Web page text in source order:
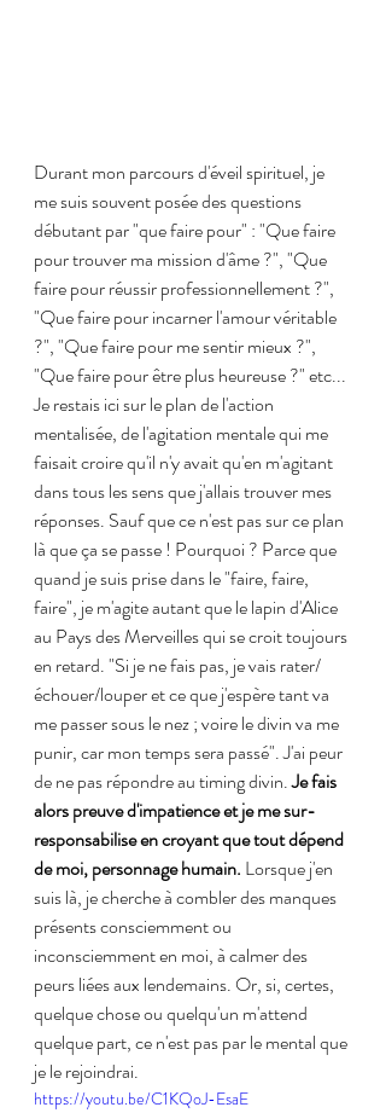
Durant mon parcours d'éveil spirituel, je
me suis souvent posée des questions
débutant par "que faire pour" : "Que faire
pour trouver ma mission d'âme ?", "Que
faire pour réussir professionnellement ?",
"Que faire pour incarner l'amour véritable
?", "Que faire pour me sentir mieux ?",
"Que faire pour être plus heureuse ?" etc...
Je restais ici sur le plan de l'action
mentalisée, de l'agitation mentale qui me
faisait croire qu'il n'y avait qu'en m'agitant
dans tous les sens que j'allais trouver mes
réponses. Sauf que ce n'est pas sur ce plan
là que ça se passe ! Pourquoi ? Parce que
quand je suis prise dans le "faire, faire,
faire", je m'agite autant que le lapin d'Alice
au Pays des Merveilles qui se croit toujours
en retard. "Si je ne fais pas, je vais rater/
échouer/louper et ce que j'espère tant va
me passer sous le nez ; voire le divin va me
punir, car mon temps sera passé". J'ai peur
de ne pas répondre au timing divin. Je fais
alors preuve d'impatience et je me sur-
responsabilise en croyant que tout dépend
de moi, personnage humain. Lorsque j'en
suis là, je cherche à combler des manques
présents consciemment ou
inconsciemment en moi, à calmer des
peurs liées aux lendemains. Or, si, certes,
quelque chose ou quelqu'un m'attend
quelque part, ce n'est pas par le mental que
je le rejoindrai.
https://youtu.be/C1KQoJ-EsaE